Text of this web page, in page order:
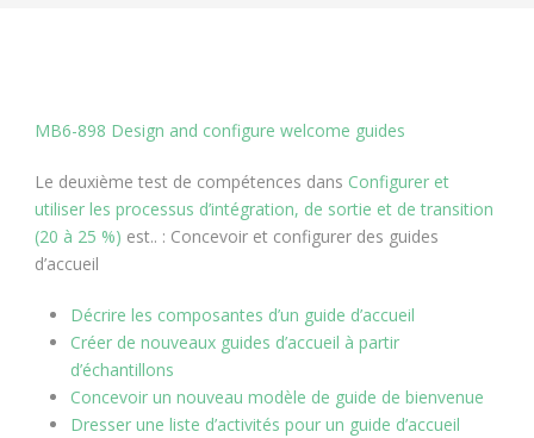
MB6-898 Design and configure welcome guides
Le deuxième test de compétences dans Configurer et
utiliser les processus d’intégration, de sortie et de transition
(20 à 25 %) est.. : Concevoir et configurer des guides
d’accueil
Décrire les composantes d’un guide d’accueil
Créer de nouveaux guides d’accueil à partir
d’échantillons
Concevoir un nouveau modèle de guide de bienvenue
Dresser une liste d’activités pour un guide d’accueil